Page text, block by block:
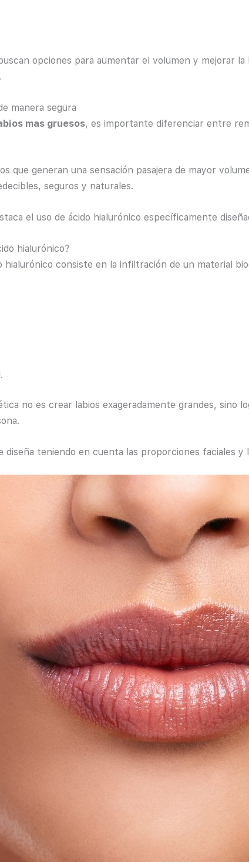
opciones para aumentar el volumen y mejorar
manera segura
mas gruesos, es importante diferenciar entre
que generan una sensación pasajera de mayor
seguros y naturales.
el uso de ácido hialurónico específicamente
hialurónico?
hialurónico consiste en la infiltración de un material
no es crear labios exageradamente grandes, sino
diseña teniendo en cuenta las proporciones faciales y